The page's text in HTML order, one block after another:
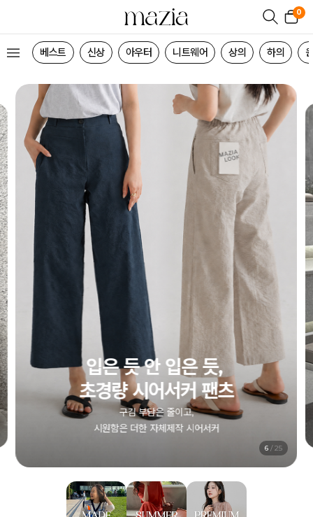
0
베스트 신상 아우터 니트웨어 상의 하의
1+1 시어서커 원피스
컬러별로, 엄마와 함께, 두 벌 모두 부담 없이
전상품 5% SALE
6 /25